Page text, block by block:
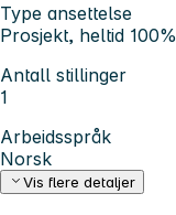
Type ansettelse
Prosjekt, heltid 100%
Antall stillinger
1
Arbeidsspråk
Norsk
Vis flere detaljer